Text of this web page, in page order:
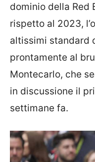
dominio della Red
rispetto al 2023,
altissimi standard
prontamente al
Montecarlo, che
in discussione il
settimane fa.